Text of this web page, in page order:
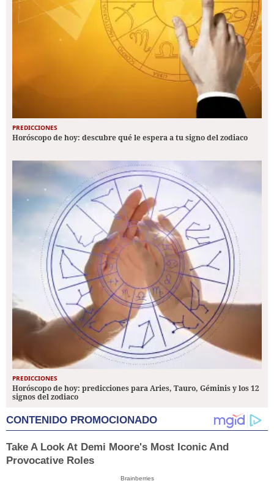
PREDICCIONES
Horóscopo de hoy: descubre qué le espera a tu signo del zodiaco
PREDICCIONES
Horóscopo de hoy: predicciones para Aries, Tauro, Géminis y los 12
signos del zodiaco
CONTENIDO PROMOCIONADO
Take A Look At Demi Moore's Most Iconic And
Provocative Roles
Brainberries